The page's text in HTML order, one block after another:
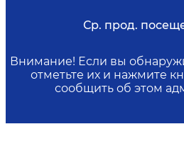
Ср. прод.
Внимание! Если вы
отметьте их и нажмите
сообщить об этом